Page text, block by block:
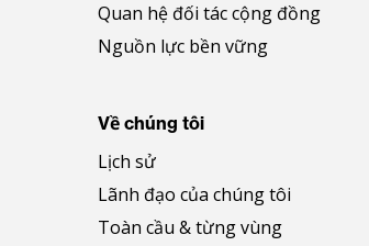
Quan hệ đối tác cộng đồng
Nguồn lực bền vững
Về chúng tôi
Lịch sử
Lãnh đạo của chúng tôi
Toàn cầu & từng vùng